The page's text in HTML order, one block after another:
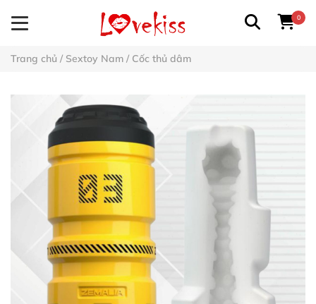
0
Trang chủ / Sextoy Nam / Cốc thủ dâm